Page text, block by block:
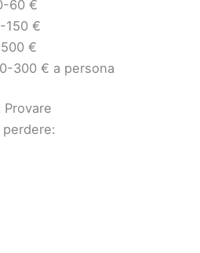
60 €
150 €
€
300 € a persona
Provare